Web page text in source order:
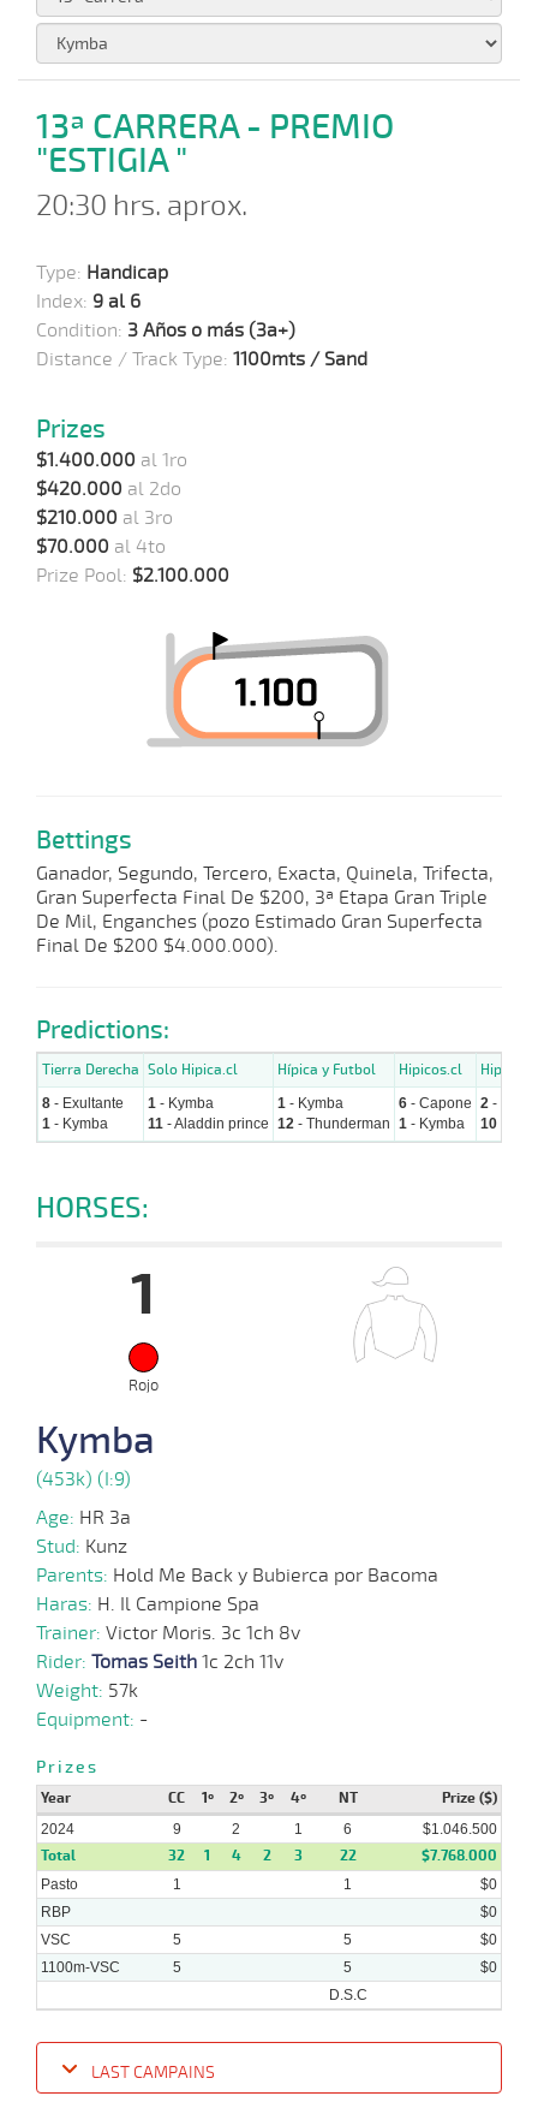
13ª CARRERA - PREMIO
"ESTIGIA "
20:30 hrs. aprox.
Type: Handicap
Index: 9 al 6
Condition: 3 Años o más (3a+)
Distance / Track Type: 1100mts / Sand
Prizes
$1.400.000 al 1ro
$420.000 al 2do
$210.000 al 3ro
$70.000 al 4to
Prize Pool: $2.100.000
Bettings
Ganador, Segundo, Tercero, Exacta, Quinela, Trifecta,
Gran Superfecta Final De $200, 3ª Etapa Gran Triple
De Mil, Enganches (pozo Estimado Gran Superfecta
Final De $200 $4.000.000).
Predictions:
Tierra Derecha Solo Hipica.cl Hípica y Futbol Hipicos.cl
8 - Exultante
1 - Kymba
1 - Kymba
11 - Aladdin prince
1 - Kymba
12 - Thunderman
6 - Capone
1 - Kymba
2 -
10
HORSES:
1
Rojo
Kymba
(453k) (I:9)
Age: HR 3a
Stud: Kunz
Parents: Hold Me Back y Bubierca por Bacoma
Haras: H. Il Campione Spa
Trainer: Victor Moris. 3c 1ch 8v
Rider: Tomas Seith 1c 2ch 11v
Weight: 57k
Equipment: -
Prizes
Year CC 1º 2º 3º 4º NT Prize ($)
2024 9 2 1 6 $1.046.500
Total 32 1 4 2 3 22 $7.768.000
Pasto 1 1
$0
RBP
$0
VSC
5 5
$0
1100m-VSC
5 5
$0
D.S.C
LAST CAMPAINS